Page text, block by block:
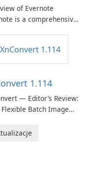
of Evernote
is a comprehensive
capture, organize, and
information across
1.114
— Editor’s Review:
Flexible Batch Image
Linux XnConvert